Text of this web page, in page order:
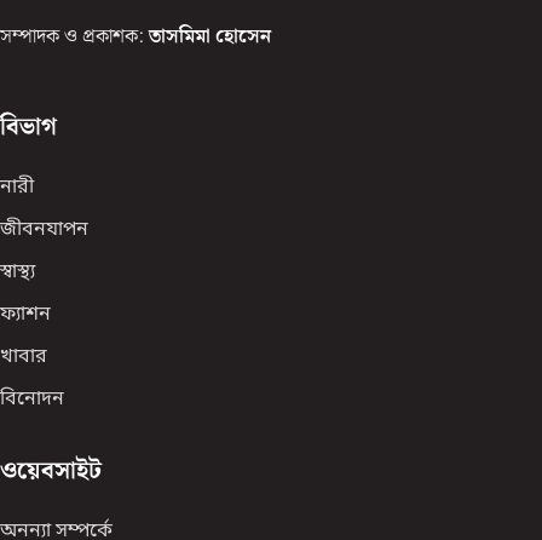
সম্পাদক ও প্রকাশক: তাসমিমা হোসেন
বিভাগ
নারী
জীবনযাপন
স্বাস্থ্য
ফ্যাশন
খাবার
বিনোদন
ওয়েবসাইট
অনন্যা সম্পর্কে